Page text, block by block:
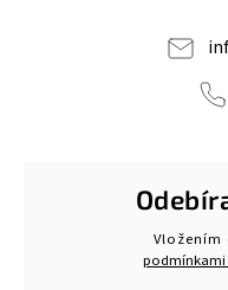
Vložením